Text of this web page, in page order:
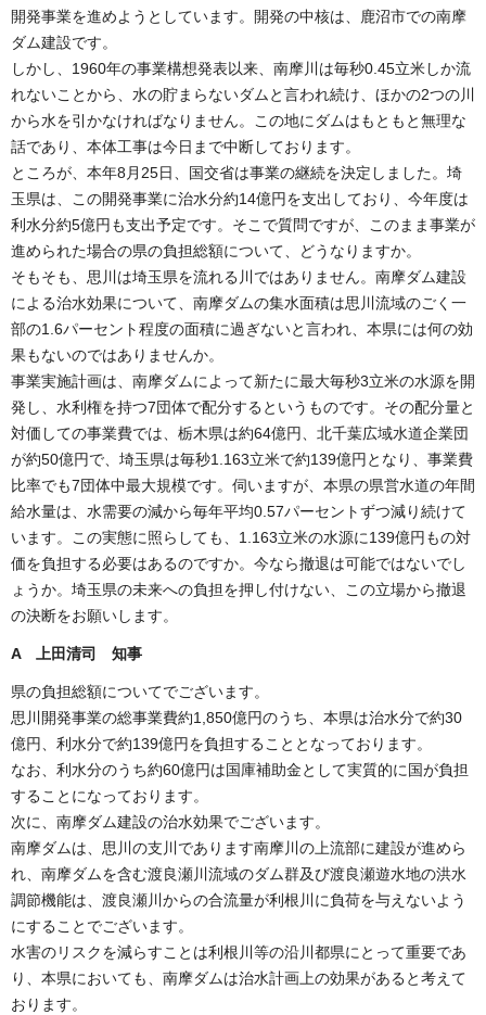
開発事業を進めようとしています。開発の中核は、鹿沼市での南摩
ダム建設です。
しかし、1960年の事業構想発表以来、南摩川は毎秒0.45立米しか流
れないことから、水の貯まらないダムと言われ続け、ほかの2つの川
から水を引かなければなりません。この地にダムはもともと無理な
話であり、本体工事は今日まで中断しております。
ところが、本年8月25日、国交省は事業の継続を決定しました。埼
玉県は、この開発事業に治水分約14億円を支出しており、今年度は
利水分約5億円も支出予定です。そこで質問ですが、このまま事業が
進められた場合の県の負担総額について、どうなりますか。
そもそも、思川は埼玉県を流れる川ではありません。南摩ダム建設
による治水効果について、南摩ダムの集水面積は思川流域のごく一
部の1.6パーセント程度の面積に過ぎないと言われ、本県には何の効
果もないのではありませんか。
事業実施計画は、南摩ダムによって新たに最大毎秒3立米の水源を開
発し、水利権を持つ7団体で配分するというものです。その配分量と
対価しての事業費では、栃木県は約64億円、北千葉広域水道企業団
が約50億円で、埼玉県は毎秒1.163立米で約139億円となり、事業費
比率でも7団体中最大規模です。伺いますが、本県の県営水道の年間
給水量は、水需要の減から毎年平均0.57パーセントずつ減り続けて
います。この実態に照らしても、1.163立米の水源に139億円もの対
価を負担する必要はあるのですか。今なら撤退は可能ではないでし
ょうか。埼玉県の未来への負担を押し付けない、この立場から撤退
の決断をお願いします。
A上田清司 知事
県の負担総額についてでございます。
思川開発事業の総事業費約1,850億円のうち、本県は治水分で約30
億円、利水分で約139億円を負担することとなっております。
なお、利水分のうち約60億円は国庫補助金として実質的に国が負担
することになっております。
次に、南摩ダム建設の治水効果でございます。
南摩ダムは、思川の支川であります南摩川の上流部に建設が進めら
れ、南摩ダムを含む渡良瀬川流域のダム群及び渡良瀬遊水地の洪水
調節機能は、渡良瀬川からの合流量が利根川に負荷を与えないよう
にすることでございます。
水害のリスクを減らすことは利根川等の沿川都県にとって重要であ
り、本県においても、南摩ダムは治水計画上の効果があると考えて
おります。